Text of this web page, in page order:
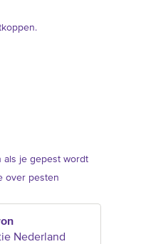
als je gepest wordt
over pesten
Nederland